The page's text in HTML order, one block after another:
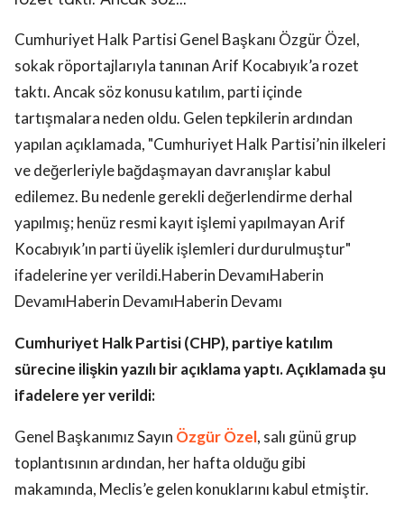
Cumhuriyet Halk Partisi Genel Başkanı Özgür Özel,
sokak röportajlarıyla tanınan Arif Kocabıyık’a rozet
taktı. Ancak söz konusu katılım, parti içinde
tartışmalara neden oldu. Gelen tepkilerin ardından
yapılan açıklamada, "Cumhuriyet Halk Partisi’nin ilkeleri
ve değerleriyle bağdaşmayan davranışlar kabul
edilemez. Bu nedenle gerekli değerlendirme derhal
yapılmış; henüz resmi kayıt işlemi yapılmayan Arif
Kocabıyık’ın parti üyelik işlemleri durdurulmuştur"
ifadelerine yer verildi.Haberin DevamıHaberin
DevamıHaberin DevamıHaberin Devamı
Cumhuriyet Halk Partisi (CHP), partiye katılım
sürecine ilişkin yazılı bir açıklama yaptı. Açıklamada şu
ifadelere yer verildi:
Genel Başkanımız Sayın Özgür Özel, salı günü grup
toplantısının ardından, her hafta olduğu gibi
makamında, Meclis’e gelen konuklarını kabul etmiştir.